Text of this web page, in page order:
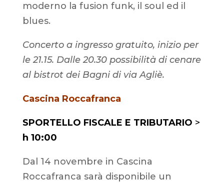
moderno la fusion funk, il soul ed il
blues.
Concerto a ingresso gratuito, inizio per
le 21.15. Dalle 20.30 possibilità di cenare
al bistrot dei Bagni di via Agliè.
Cascina Roccafranca
SPORTELLO FISCALE E TRIBUTARIO >
h 10:00
Dal 14 novembre in Cascina
Roccafranca sarà disponibile un